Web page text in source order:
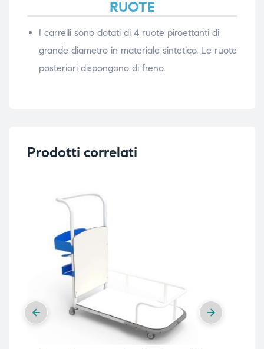
RUOTE
I carrelli sono dotati di 4 ruote piroettanti di
grande diametro in materiale sintetico. Le ruote
posteriori dispongono di freno.
Prodotti correlati